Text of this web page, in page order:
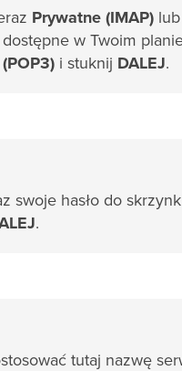
Prywatne (IMAP)
w Twoim
i stuknij DALEJ.
swoje hasło do
.
tutaj nazwę